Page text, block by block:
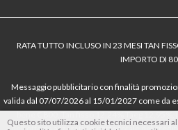
RATA TUTTO INCLUSO IN 23 MESI TAN
IMPORTO DI
Messaggio pubblicitario con finalità
valida dal 07/07/2026 al 15/01/2027 come da
bene € 800, Tan fisso 12,24% Taeg
Questo sito utilizza cookie tecnici necessari